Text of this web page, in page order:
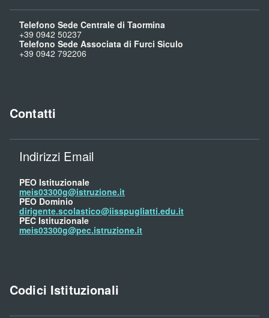
Telefono Sede Centrale di Taormina
+39 0942 50237
Telefono Sede Associata di Furci Siculo
+39 0942 792206
Contatti
Indirizzi Email
PEO Istituzionale
meis03300g@istruzione.it
PEO Dominio
dirigente.scolastico@iisspugliatti.edu.it
PEC Istituzionale
meis03300g@pec.istruzione.it
Codici Istituzionali